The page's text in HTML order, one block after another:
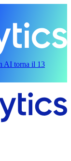
AI torna il 13